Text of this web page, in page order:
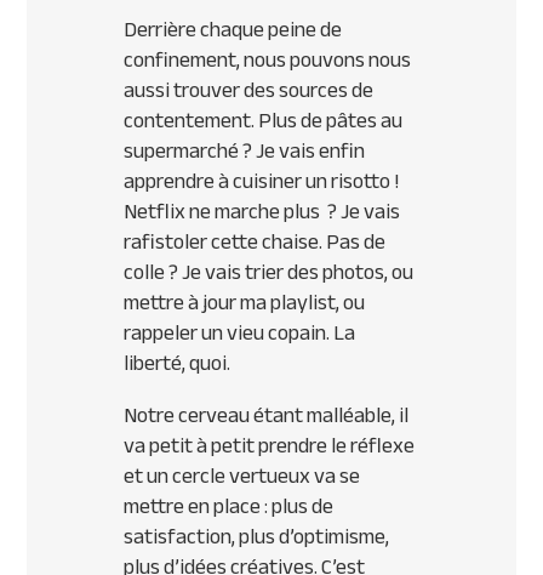
Derrière chaque peine de
confinement, nous pouvons nous
aussi trouver des sources de
contentement. Plus de pâtes au
supermarché ? Je vais enfin
apprendre à cuisiner un risotto !
Netflix ne marche plus ? Je vais
rafistoler cette chaise. Pas de
colle ? Je vais trier des photos, ou
mettre à jour ma playlist, ou
rappeler un vieu copain. La
liberté, quoi.
Notre cerveau étant malléable, il
va petit à petit prendre le réflexe
et un cercle vertueux va se
mettre en place : plus de
satisfaction, plus d’optimisme,